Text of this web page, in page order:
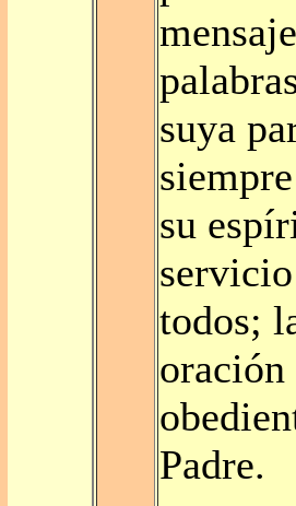
suya
su
todos;
Padre.